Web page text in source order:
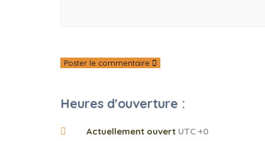
Poster le commentaire
Heures d'ouverture :
Actuellement ouvert UTC +0